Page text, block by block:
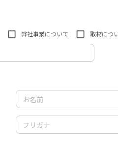
弊社事業について 取材につ